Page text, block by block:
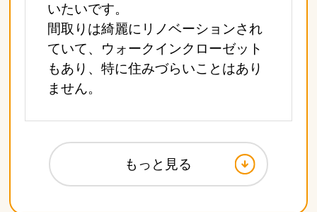
いたいです。
間取りは綺麗にリノベーションされ
ていて、ウォークインクローゼット
もあり、特に住みづらいことはあり
ません。
もっと見る